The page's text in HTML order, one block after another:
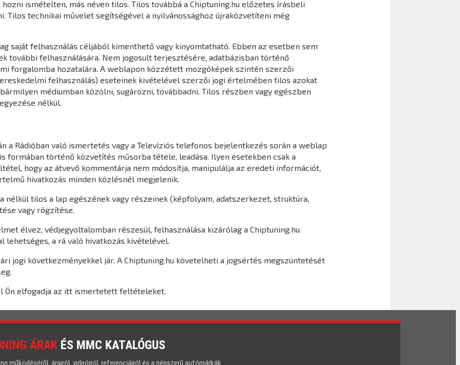
ismételten, más néven tilos. Tilos továbbá a Chiptuning.hu előzetes írásbeli
Tilos technikai művelet segítségével a nyilvánossághoz újraközvetíteni még
saját felhasználás céljából kimenthető vagy kinyomtatható. Ebben az esetben sem
további felhasználására. Nem jogosult terjesztésére, adatbázisban történő
forgalomba hozatalára. A weblapon közzétett mozgóképek szintén szerzői
felhasználás) eseteinek kivételével szerzői jogi értelmében tilos azokat
médiumban közölni, sugározni, továbbadni. Tilos részben vagy egészben
nélkül.
a Rádióban való ismertetés vagy a Televíziós telefonos bejelentkezés során a weblap
történő közvetítés műsorba tétele, leadása. Ilyen esetekben csak a
hogy az átvevő kommentárja nem módosítja, manipulálja az eredeti információt,
hivatkozás minden közlésnél megjelenik.
nélkül tilos a lap egészének vagy részeinek (képfolyam, adatszerkezet, struktúra,
vagy rögzítése.
élvez, védjegyoltalomban részesül, felhasználása kizárólag a Chiptuning.hu
a rá való hivatkozás kivételével.
jogi következményekkel jár. A Chiptuning.hu követelheti a jogsértés megszüntetését
Ön elfogadja az itt ismertetett feltételeket.
ÁRAK ÉS MMC KATALÓGUS
működéséről, árairól, videóiról, referenciáiról és a népszerű autómárkák